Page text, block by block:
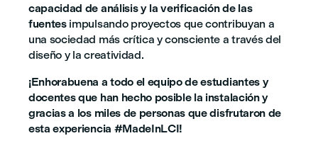
capacidad de análisis y la verificación de las
fuentesimpulsando proyectos que contribuyan a
una sociedad más crítica y consciente a través del
diseño y la creatividad.
¡Enhorabuena a todo el equipo de estudiantes y
docentes que han hecho posible la instalación y
gracias a los miles de personas que disfrutaron de
esta experiencia #MadeInLCI!